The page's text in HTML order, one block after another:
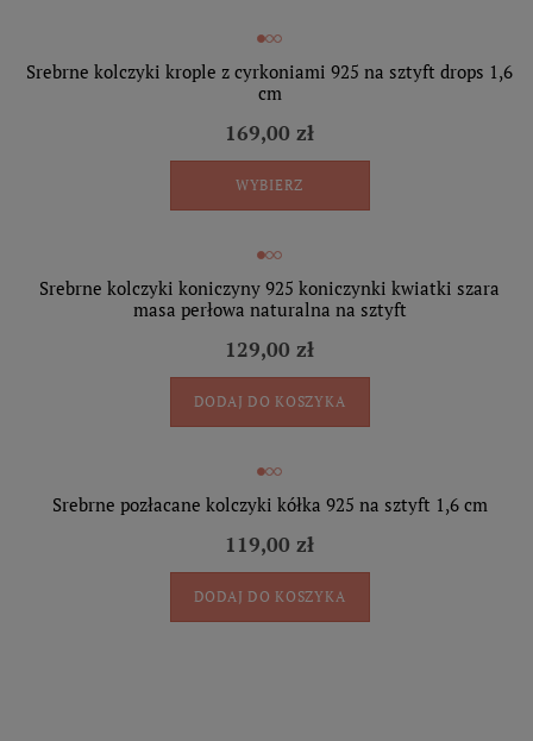
Srebrne kolczyki krople z cyrkoniami 925 na sztyft drops 1,6
cm
169,00 zł
WYBIERZ
Srebrne kolczyki koniczyny 925 koniczynki kwiatki szara
masa perłowa naturalna na sztyft
129,00 zł
DODAJ DO KOSZYKA
Srebrne pozłacane kolczyki kółka 925 na sztyft 1,6 cm
119,00 zł
DODAJ DO KOSZYKA